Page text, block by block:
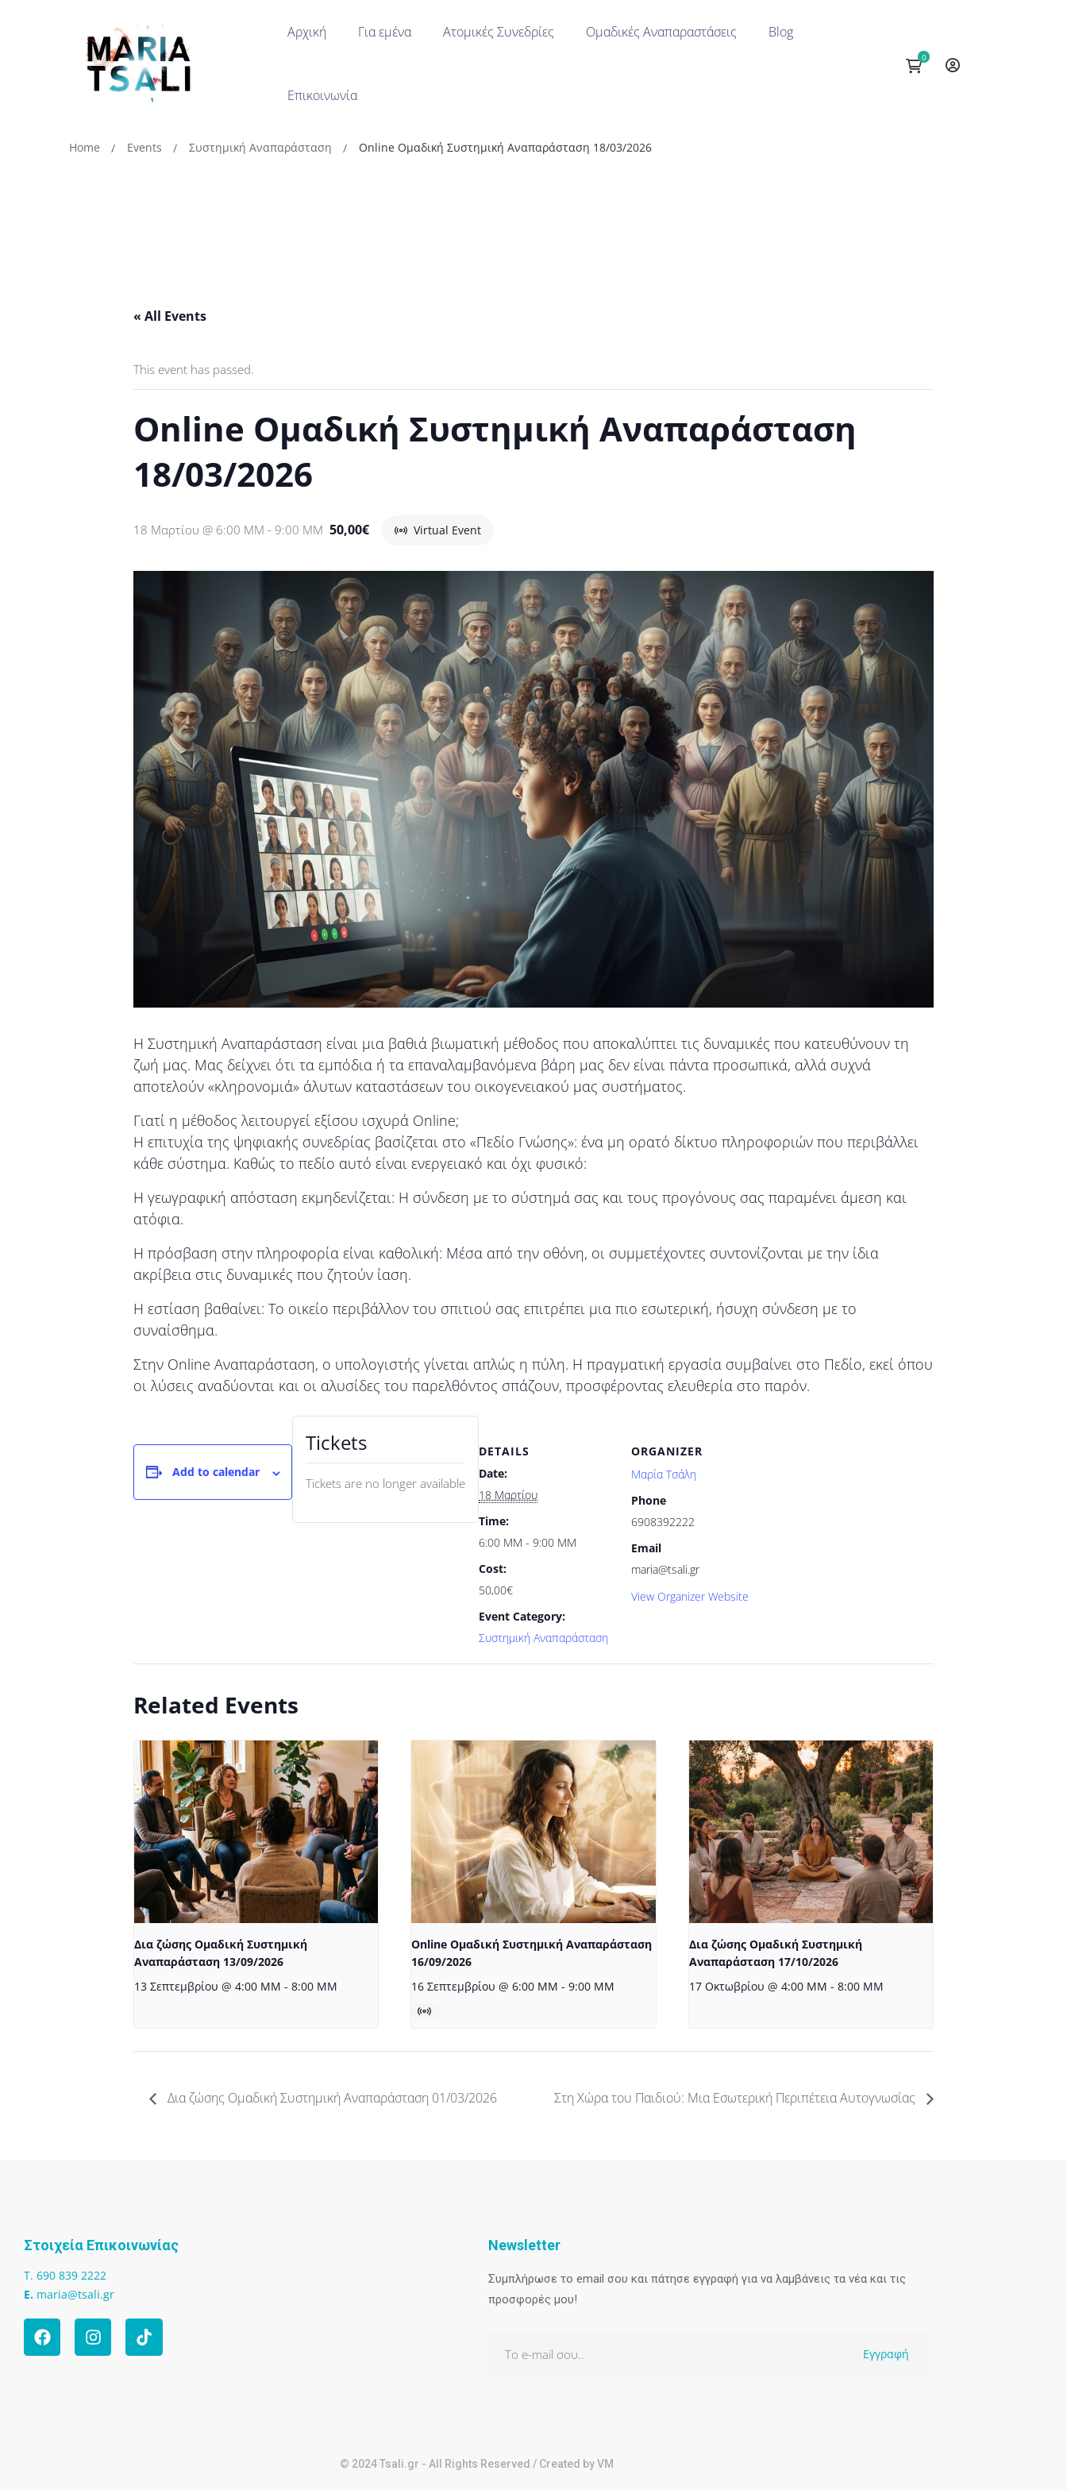
Αρχική Για εμένα Ατομικές Συνεδρίες Ομαδικές Αναπαραστάσεις Blog
Επικοινωνία
Home Events Συστημική Αναπαράσταση Online Ομαδική Συστημική Αναπαράσταση 18/03/2026
« All Events
This event has passed.
Online Ομαδική Συστημική Αναπαράσταση
18/03/2026
18 Μαρτίου @ 6:00 ΜΜ - 9:00 ΜΜ Virtual Event
50,00€
Η Συστημική Αναπαράσταση είναι μια βαθιά βιωματική μέθοδος που αποκαλύπτει τις δυναμικές που κατευθύνουν τη
ζωή μας. Μας δείχνει ότι τα εμπόδια ή τα επαναλαμβανόμενα βάρη μας δεν είναι πάντα προσωπικά, αλλά συχνά
αποτελούν «κληρονομιά» άλυτων καταστάσεων του οικογενειακού μας συστήματος.
Γιατί η μέθοδος λειτουργεί εξίσου ισχυρά Online;
Η επιτυχία της ψηφιακής συνεδρίας βασίζεται στο «Πεδίο Γνώσης»: ένα μη ορατό δίκτυο πληροφοριών που περιβάλλει
κάθε σύστημα. Καθώς το πεδίο αυτό είναι ενεργειακό και όχι φυσικό:
Η γεωγραφική απόσταση εκμηδενίζεται: Η σύνδεση με το σύστημά σας και τους προγόνους σας παραμένει άμεση και
ατόφια.
Η πρόσβαση στην πληροφορία είναι καθολική: Μέσα από την οθόνη, οι συμμετέχοντες συντονίζονται με την ίδια
ακρίβεια στις δυναμικές που ζητούν ίαση.
Η εστίαση βαθαίνει: Το οικείο περιβάλλον του σπιτιού σας επιτρέπει μια πιο εσωτερική, ήσυχη σύνδεση με το
συναίσθημα.
Στην Online Αναπαράσταση, ο υπολογιστής γίνεται απλώς η πύλη. Η πραγματική εργασία συμβαίνει στο Πεδίο, εκεί όπου
οι λύσεις αναδύονται και οι αλυσίδες του παρελθόντος σπάζουν, προσφέροντας ελευθερία στο παρόν.
Add to calendar
DETAILS
Date:
18 Μαρτίου
Time:
6:00 ΜΜ - 9:00 ΜΜ
Cost:
50,00€
Event Category:
Συστημική Αναπαράσταση
ORGANIZER
Μαρία Τσάλη
Phone
6908392222
Email
maria@tsali.gr
View Organizer Website
Tickets
Tickets are no longer available
Related Events
Δια ζώσης Ομαδική Συστημική
Αναπαράσταση 13/09/2026
13 Σεπτεμβρίου @ 4:00 ΜΜ - 8:00 ΜΜ
Online Ομαδική Συστημική Αναπαράσταση
16/09/2026
16 Σεπτεμβρίου @ 6:00 ΜΜ - 9:00 ΜΜ
Δια ζώσης Ομαδική Συστημική
Αναπαράσταση 17/10/2026
17 Οκτωβρίου @ 4:00 ΜΜ - 8:00 ΜΜ
Δια ζώσης Ομαδική Συστημική Αναπαράσταση 01/03/2026 Στη Χώρα του Παιδιού: Μια Εσωτερική Περιπέτεια Αυτογνωσίας
Στοιχεία Επικοινωνίας
T. 690 839 2222
Ε. maria@tsali.gr
Newsletter
Συμπλήρωσε το email σου και πάτησε εγγραφή για να λαμβάνεις τα νέα και τις
προσφορές μου!
Εγγραφή
© 2024 Tsali.gr - All Rights Reserved / Created by VM